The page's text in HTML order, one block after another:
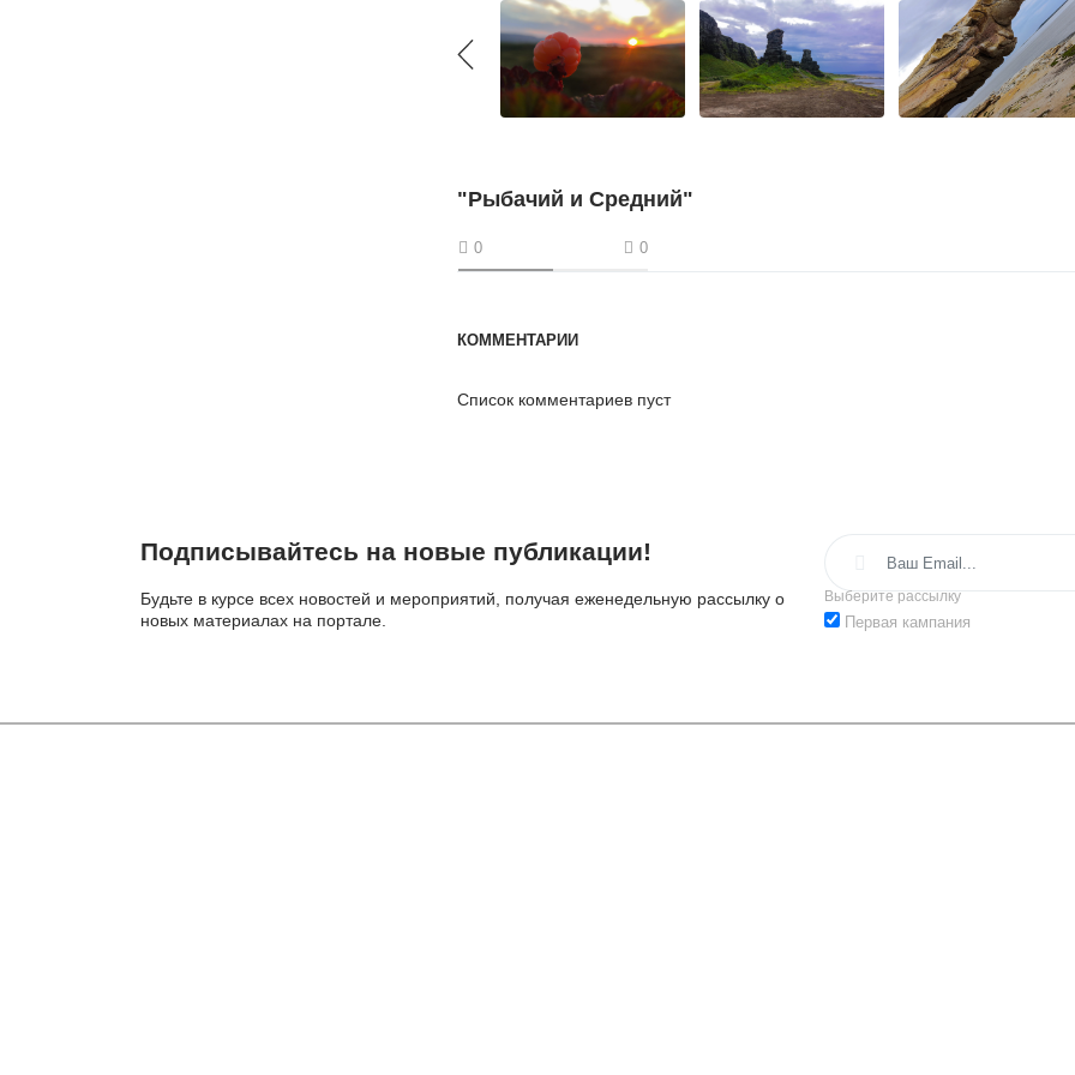
"Рыбачий и Средний"
0 0
КОММЕНТАРИИ
Список комментариев пуст
Подписывайтесь на новые публикации!
Будьте в курсе всех новостей и мероприятий, получая еженедельную рассылку о
новых материалах на портале.
Выберите рассылку
Первая кампания